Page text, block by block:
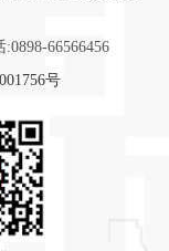
66566456
号